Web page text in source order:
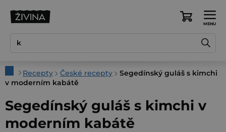
Nákupní
DomůRecepty České recepty
Segedínský guláš s kimchi
v moderním kabátě
Segedínský guláš s kimchi v
moderním kabátě